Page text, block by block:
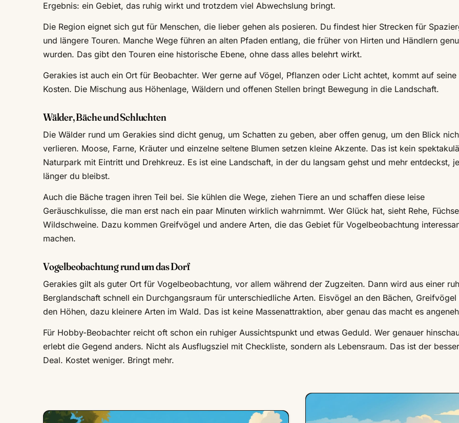
Ergebnis: ein Gebiet, das ruhig wirkt und trotzdem viel Abwechslung bringt.
Die Region eignet sich gut für Menschen, die lieber gehen als posieren. Du findest hier Strecken für
und längere Touren. Manche Wege führen an alten Pfaden entlang, die früher von Hirten und Händlern
wurden. Das gibt den Touren eine historische Ebene, ohne dass alles belehrt wirkt.
Gerakies ist auch ein Ort für Beobachter. Wer gerne auf Vögel, Pflanzen oder Licht achtet, kommt auf seine
Kosten. Die Mischung aus Höhenlage, Wäldern und offenen Stellen bringt Bewegung in die Landschaft.
Wälder, Bäche und Schluchten
Die Wälder rund um Gerakies sind dicht genug, um Schatten zu geben, aber offen genug, um den Blick
verlieren. Moose, Farne, Kräuter und einzelne seltene Blumen setzen kleine Akzente. Das ist kein
Naturpark mit Eintritt und Drehkreuz. Es ist eine Landschaft, in der du langsam gehst und mehr entdeckst, je
länger du bleibst.
Auch die Bäche tragen ihren Teil bei. Sie kühlen die Wege, ziehen Tiere an und schaffen diese leise
Geräuschkulisse, die man erst nach ein paar Minuten wirklich wahrnimmt. Wer Glück hat, sieht Rehe,
Wildschweine. Dazu kommen Greifvögel und andere Arten, die das Gebiet für Vogelbeobachtung
machen.
Vogelbeobachtung rund um das Dorf
Gerakies gilt als guter Ort für Vogelbeobachtung, vor allem während der Zugzeiten. Dann wird aus einer
Berglandschaft schnell ein Durchgangsraum für unterschiedliche Arten. Eisvögel an den Bächen, Greifvögel
den Höhen, dazu kleinere Arten im Wald. Das ist keine Massenattraktion, aber genau das macht es
Für Hobby-Beobachter reicht oft schon ein ruhiger Aussichtspunkt und etwas Geduld. Wer genauer
erlebt die Gegend anders. Nicht als Ausflugsziel mit Checkliste, sondern als Lebensraum. Das ist der
Deal. Kostet weniger. Bringt mehr.